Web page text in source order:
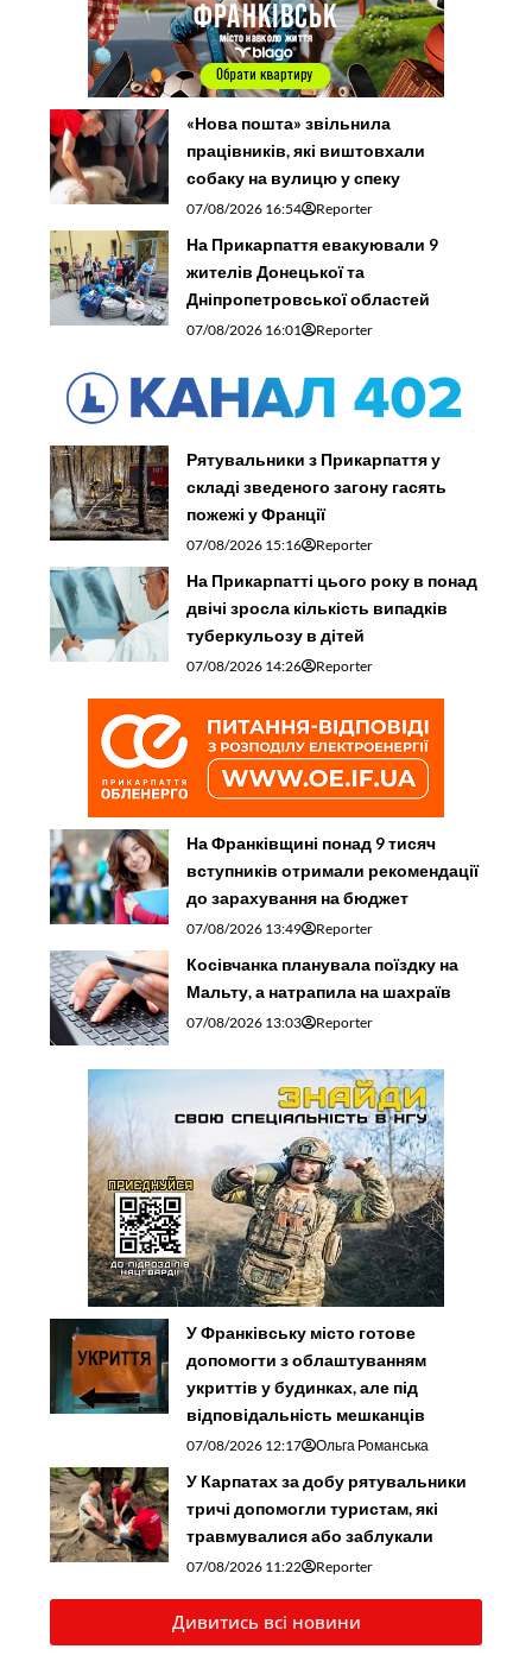
«Нова пошта» звільнила
працівників, які виштовхали
собаку на вулицю у спеку
07/08/2026 16:54 Reporter
На Прикарпаття евакуювали 9
жителів Донецької та
Дніпропетровської областей
07/08/2026 16:01 Reporter
Рятувальники з Прикарпаття у
складі зведеного загону гасять
пожежі у Франції
07/08/2026 15:16 Reporter
На Прикарпатті цього року в понад
двічі зросла кількість випадків
туберкульозу в дітей
07/08/2026 14:26 Reporter
На Франківщині понад 9 тисяч
вступників отримали рекомендації
до зарахування на бюджет
07/08/2026 13:49 Reporter
Косівчанка планувала поїздку на
Мальту, а натрапила на шахраїв
07/08/2026 13:03 Reporter
У Франківську місто готове
допомогти з облаштуванням
укриттів у будинках, але під
відповідальність мешканців
07/08/2026 12:17 Ольга Романська
У Карпатах за добу рятувальники
тричі допомогли туристам, які
травмувалися або заблукали
07/08/2026 11:22 Reporter
Дивитись всі новини